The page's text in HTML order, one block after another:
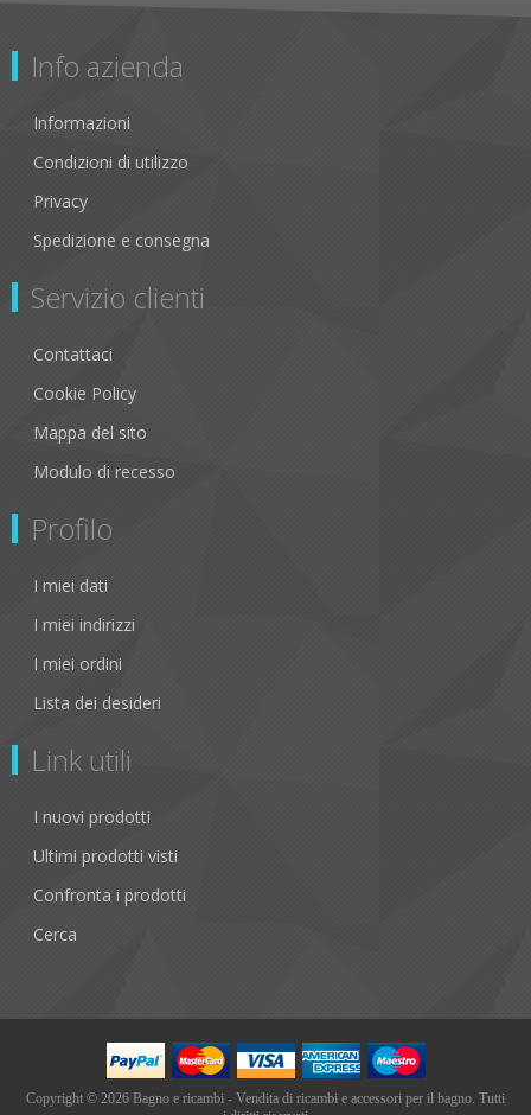
Info azienda
Informazioni
Condizioni di utilizzo
Privacy
Spedizione e consegna
Servizio clienti
Contattaci
Cookie Policy
Mappa del sito
Modulo di recesso
Profilo
I miei dati
I miei indirizzi
I miei ordini
Lista dei desideri
Link utili
I nuovi prodotti
Ultimi prodotti visti
Confronta i prodotti
Cerca
Copyright © 2026 Bagno e ricambi - Vendita di ricambi e accessori per il bagno. Tutti